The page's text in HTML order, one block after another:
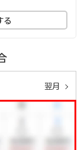
ては同内容。）
は事前の席予
りましたら、
ご予約くださ
る
翌月